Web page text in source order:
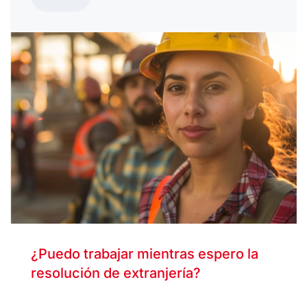
¿Puedo trabajar mientras espero la
resolución de extranjería?